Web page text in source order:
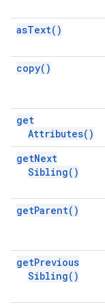
asText( )
copy( )
get
Attributes( )
getNext
Sibling( )
getParent( )
getPrevious
Sibling( )